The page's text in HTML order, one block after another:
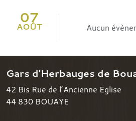
07
AOÛT Aucun
Gars d'Herbauges de
42 Bis Rue de l’Ancienne Eglise
44 830 BOUAYE